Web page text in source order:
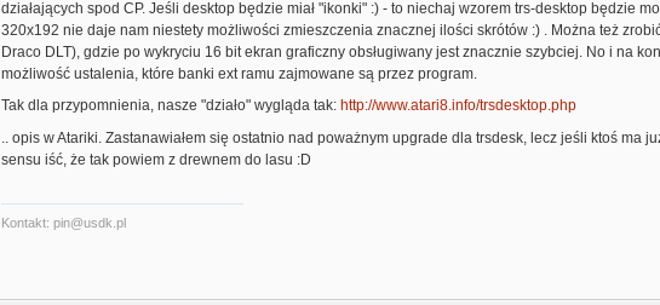
działających spod CP. Jeśli desktop będzie miał "ikonki" :) - to niechaj wzorem trs-desktop będzie
320x192 nie daje nam niestety możliwości zmieszczenia znacznej ilości skrótów :) . Można też
Draco DLT), gdzie po wykryciu 16 bit ekran graficzny obsługiwany jest znacznie szybciej. No i na
możliwość ustalenia, które banki ext ramu zajmowane są przez program.
Tak dla przypomnienia, nasze "działo" wygląda tak: http://www.atari8.info/trsdesktop.php
.. opis w Atariki. Zastanawiałem się ostatnio nad poważnym upgrade dla trsdesk, lecz jeśli ktoś ma
sensu iść, że tak powiem z drewnem do lasu :D
Kontakt: pin@usdk.pl